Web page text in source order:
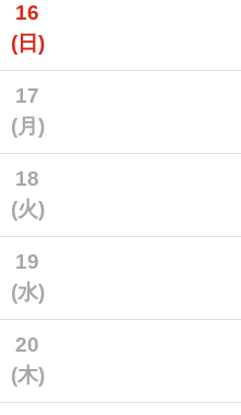
16
(日)
17
(月)
18
(火)
19
(水)
20
(木)